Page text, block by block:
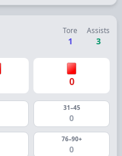
Tore
1
Assists
3
0
31–45
0
76–90+
0